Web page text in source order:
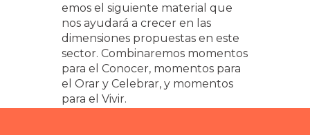
emos el siguiente material que
nos ayudará a crecer en las
dimensiones propuestas en este
sector. Combinaremos momentos
para el Conocer, momentos para
el Orar y Celebrar, y momentos
para el Vivir.